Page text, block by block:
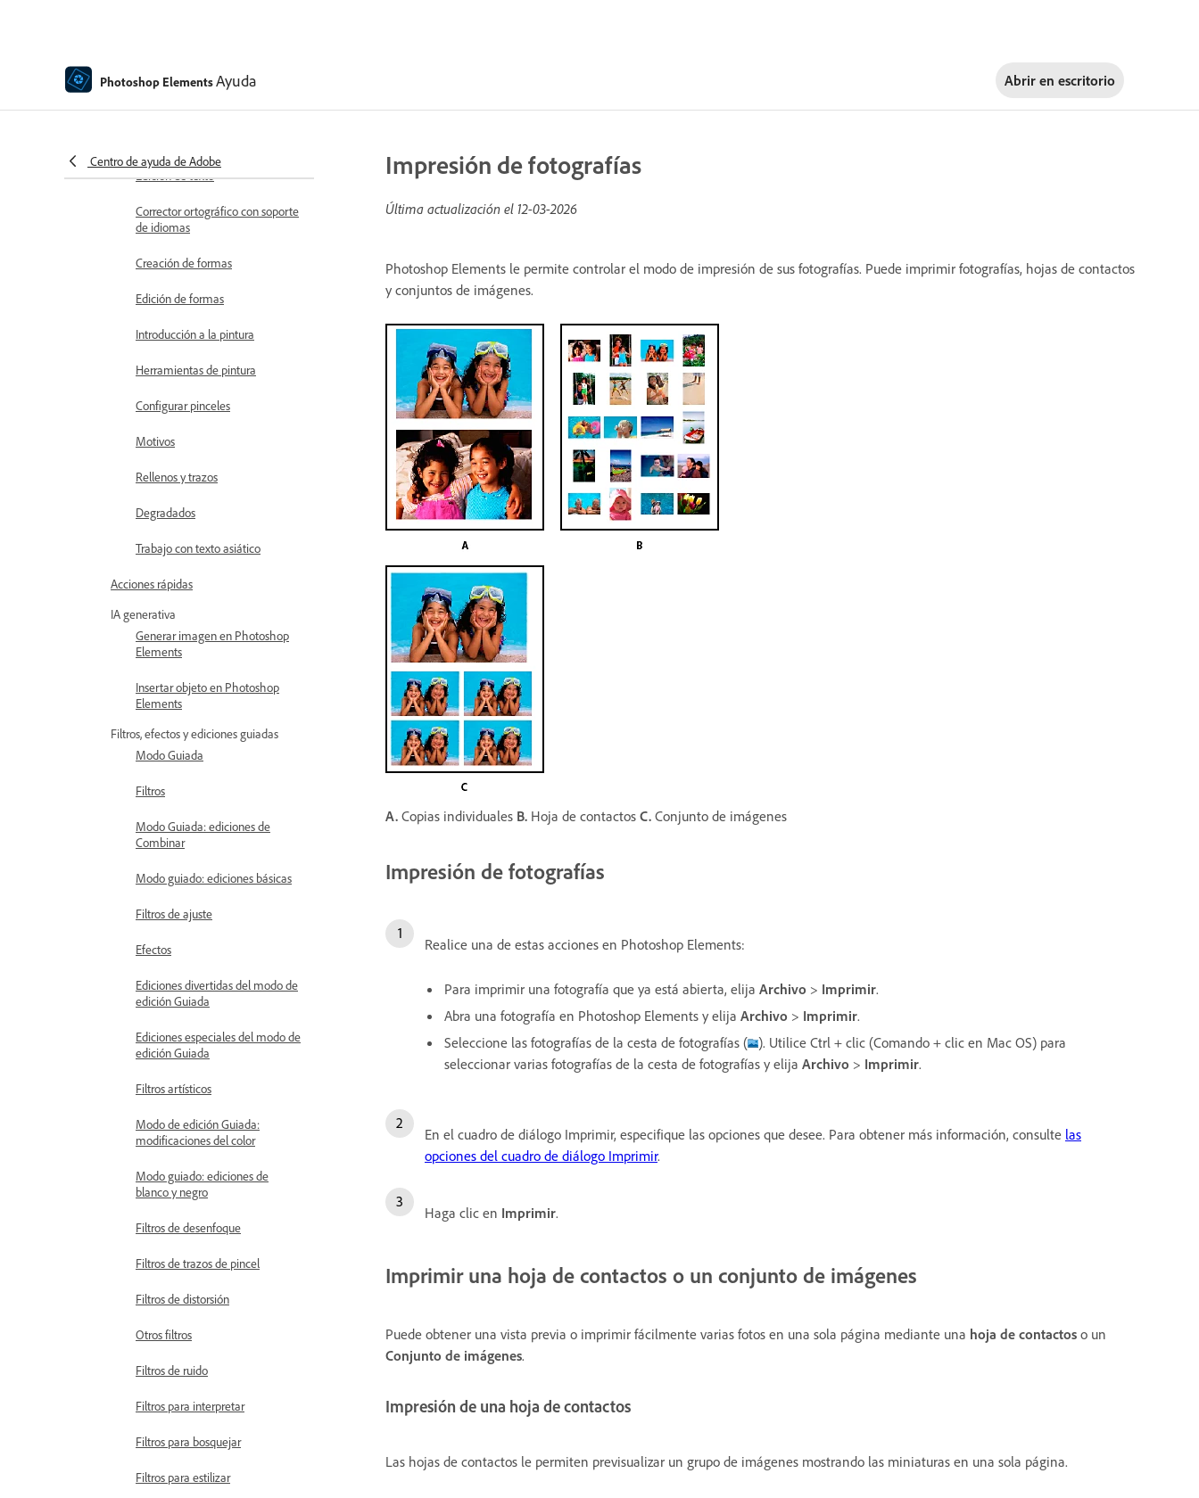
Photoshop ElementsAyuda Abrir en escritorio
Centro de ayuda de Adobe
Moviendo fotos
Edición de texto
Corrector ortográfico con soporte
de idiomas
Creación de formas
Edición de formas
Introducción a la pintura
Herramientas de pintura
Configurar pinceles
Motivos
Rellenos y trazos
Degradados
Trabajo con texto asiático
Acciones rápidas
IA generativa
Generar imagen en Photoshop
Elements
Insertar objeto en Photoshop
Elements
Filtros, efectos y ediciones guiadas
Modo Guiada
Filtros
Modo Guiada: ediciones de
Combinar
Modo guiado: ediciones básicas
Filtros de ajuste
Efectos
Ediciones divertidas del modo de
edición Guiada
Ediciones especiales del modo de
edición Guiada
Filtros artísticos
Modo de edición Guiada:
modificaciones del color
Modo guiado: ediciones de
blanco y negro
Filtros de desenfoque
Filtros de trazos de pincel
Filtros de distorsión
Otros filtros
Filtros de ruido
Filtros para interpretar
Filtros para bosquejar
Filtros para estilizar
Impresión de fotografías
Última actualización el 12-03-2026
Photoshop Elements le permite controlar el modo de impresión de sus fotografías. Puede imprimir fotografías, hojas de contactos
y conjuntos de imágenes.
A. Copias individuales B. Hoja de contactos C. Conjunto de imágenes
Impresión de fotografías
Realice una de estas acciones en Photoshop Elements:
Para imprimir una fotografía que ya está abierta, elija Archivo > Imprimir.
Abra una fotografía en Photoshop Elements y elija Archivo > Imprimir.
Seleccione las fotografías de la cesta de fotografías ( ). Utilice Ctrl + clic (Comando + clic en Mac OS) para
seleccionar varias fotografías de la cesta de fotografías y elija Archivo > Imprimir.
En el cuadro de diálogo Imprimir, especifique las opciones que desee. Para obtener más información, consulte las
opciones del cuadro de diálogo Imprimir.
Haga clic en Imprimir.
Imprimir una hoja de contactos o un conjunto de imágenes
Puede obtener una vista previa o imprimir fácilmente varias fotos en una sola página mediante una hoja de contactos o un
Conjunto de imágenes.
Impresión de una hoja de contactos
Las hojas de contactos le permiten previsualizar un grupo de imágenes mostrando las miniaturas en una sola página.